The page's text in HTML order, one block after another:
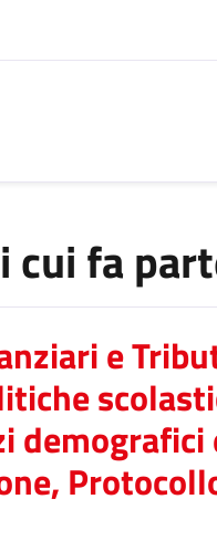
cui fa
e
demografici